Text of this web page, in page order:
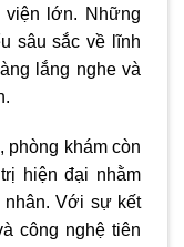
viện lớn. Những
sâu sắc về lĩnh
lắng nghe và
phòng khám còn
hiện đại nhằm
nhân. Với sự kết
công nghệ tiên